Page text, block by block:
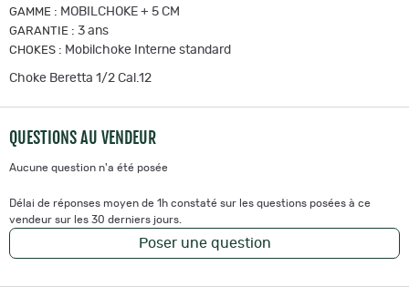
GAMME : MOBILCHOKE + 5 CM
GARANTIE : 3 ans
CHOKES : Mobilchoke Interne standard
Choke Beretta 1/2 Cal.12
QUESTIONS AU VENDEUR
Aucune question n'a été posée
Délai de réponses moyen de 1h constaté sur les questions posées à ce
vendeur sur les 30 derniers jours.
Poser une question